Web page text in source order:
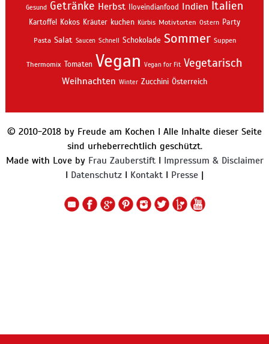
Gesund Getränke Herbst Iloveindianfood Indien Italien
Kartoffel Kokos Kräuter kuchen Kürbis Motivtorten Ostern Party
Pasta Salat Saucen Schnell Schokolade Sommer Suppen
Thermomix Tomaten Vegan Vegan for Fit Vegetarisch
Weihnachten Winter Zucchini Österreich
© 2010-2018 by Freude am Kochen I Alle Inhalte dieser Seite
sind urheberrechtlich geschützt.
Made with Love by Frau ZauberstiftI Impressum & Disclaimer
I Datenschutz I KontaktI Presse |